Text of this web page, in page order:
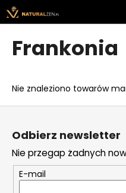
Przejść
do
treści
Frankonia
Nie znaleziono towarów
K
o
powrotem
powrotem
z
e
g
o
s
z
u
S
Odbierz newsletter
Nie przegap żadnych
E-mail